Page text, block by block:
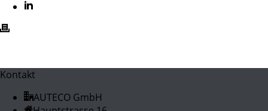
Kontakt
AUTECO GmbH